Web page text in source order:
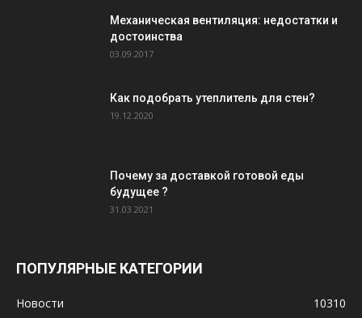
Механическая вентиляция: недостатки и
достоинства
03.09.2017
Как подобрать утеплитель для стен?
19.12.2020
Почему за доставкой готовой еды
будущее ?
31.03.2021
ПОПУЛЯРНЫЕ КАТЕГОРИИ
Новости
10310